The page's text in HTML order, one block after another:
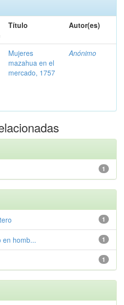
Título Autor(es)
Mujeres
mazahua en el
mercado, 1757
Anónimo
1
1
1
en homb...
1